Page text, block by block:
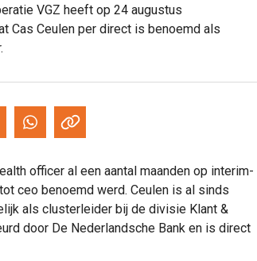
VGZ heeft op 24 augustus
Cas Ceulen per direct is benoemd als
officer al een aantal maanden op interim-
ceo benoemd werd. Ceulen is al sinds
als clusterleider bij de divisie Klant &
door De Nederlandsche Bank en is direct